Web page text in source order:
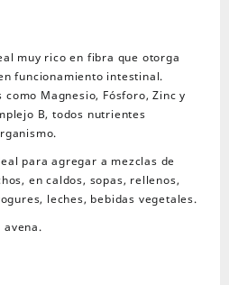
muy rico en fibra que otorga
funcionamiento intestinal.
Magnesio, Fósforo, Zinc y
B, todos nutrientes
para agregar a mezclas de
en caldos, sopas, rellenos,
leches, bebidas vegetales.
avena.